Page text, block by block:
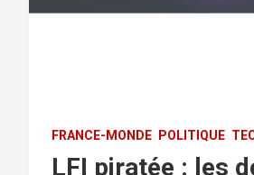
FRANCE-MONDE POLITIQUE
LFI piratée : les